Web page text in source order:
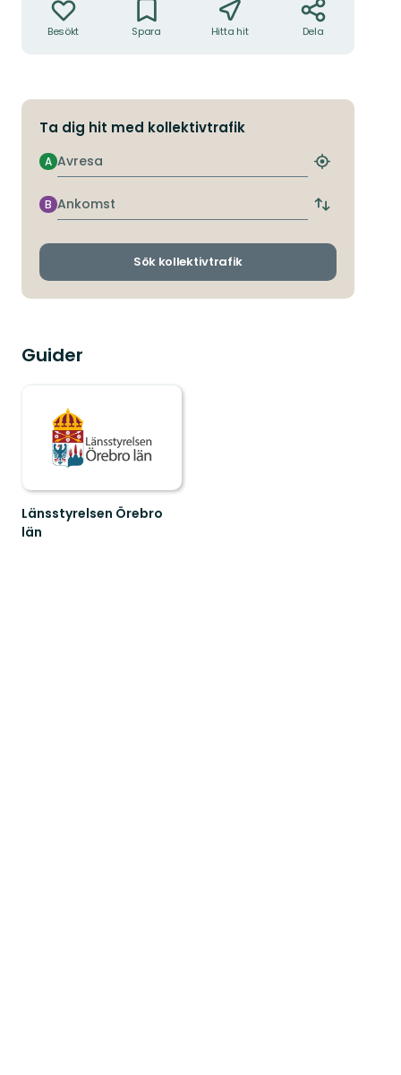
Besökt Spara Hitta hit Dela
Ta dig hit med kollektivtrafik
Avresa
A
Hitta
hållplats
Ankomst
B
Byt
och
Sök kollektivtrafik
Guider
Länsstyrelsen Örebro
län